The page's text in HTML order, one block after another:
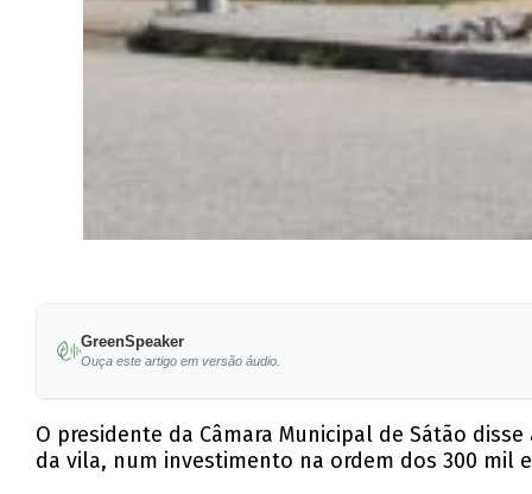
GreenSpeaker
Ouça este artigo em versão áudio.
O presidente da Câmara Municipal de Sátão
da vila, num investimento na ordem dos 300 mil